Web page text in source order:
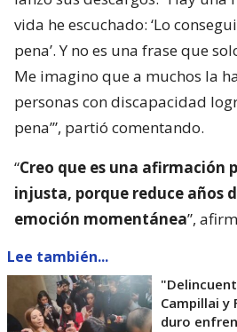
vida he escuchado: ‘Lo
pena’. Y no es una frase que
Me imagino que a muchos la
personas con discapacidad
pena’”, partió comentando.
“Creo que es una afirmación
injusta, porque reduce años
emoción momentánea”,
Lee también...
Campillai y
duro